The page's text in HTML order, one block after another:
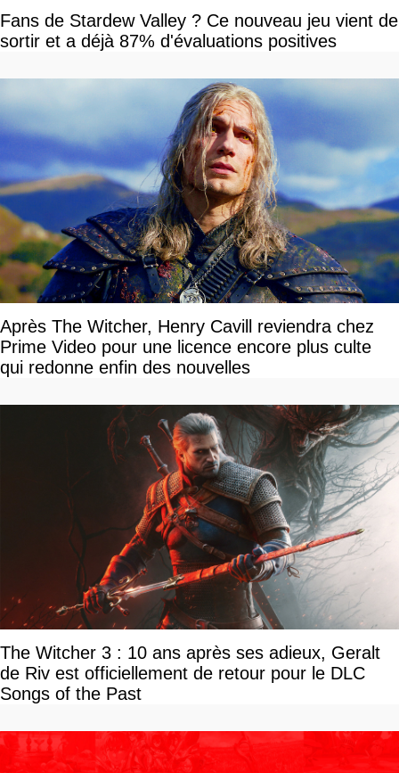
Fans de Stardew Valley ? Ce nouveau jeu vient de
sortir et a déjà 87% d'évaluations positives
Après The Witcher, Henry Cavill reviendra chez
Prime Video pour une licence encore plus culte
qui redonne enfin des nouvelles
The Witcher 3 : 10 ans après ses adieux, Geralt
de Riv est officiellement de retour pour le DLC
Songs of the Past